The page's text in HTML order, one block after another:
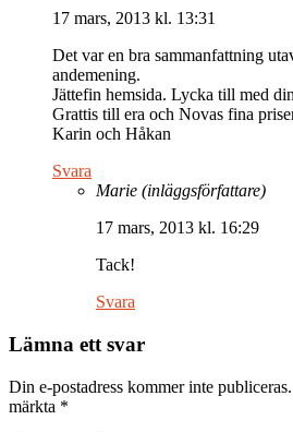
17 mars, 2013 kl. 13:31
Det var en bra sammanfattning
andemening.
Jättefin hemsida. Lycka till med
Grattis till era och Novas fina
Karin och Håkan
Svara
Marie (inläggsförfattare)
17 mars, 2013 kl. 16:29
Tack!
Svara
Lämna ett svar
Din e-postadress kommer inte publiceras.
märkta *